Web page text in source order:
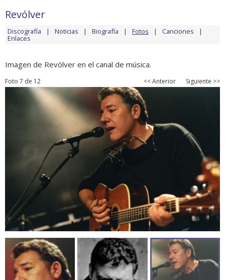
Revólver
Discografía Noticias Biografía Fotos Canciones
Enlaces
Imagen de Revólver en el canal de música.
Foto 7 de 12 << Anterior Siguiente >>